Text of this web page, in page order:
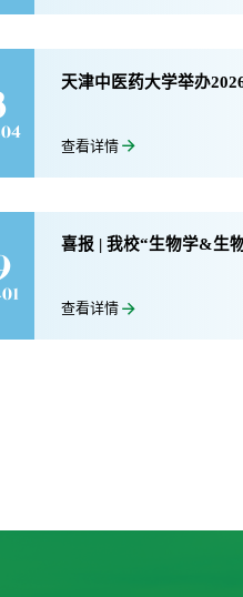
天津中医药大学举办
查看详情
喜报 | 我校“生物学&生
查看详情